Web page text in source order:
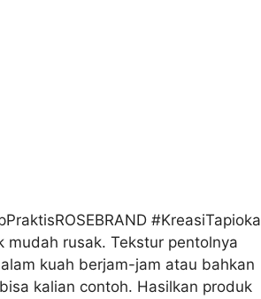
#KreasiTapioka
rusak. Tekstur pentolnya
kuah berjam-jam atau bahkan
kalian contoh. Hasilkan produk